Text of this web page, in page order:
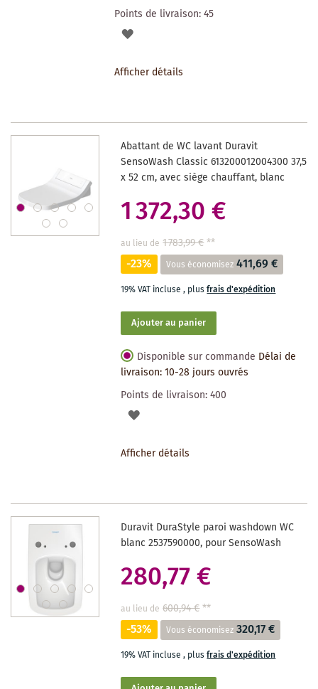
Points de livraison:45
AJOUTER
SOUHAITS
Afficher détails
Abattant de WC lavant Duravit
SensoWash Classic 613200012004300 37,5
x 52 cm, avec siège chauffant, blanc
1 372,30 €
au lieu de 1 783,99 €**
-23% Vous économisez 411,69 €
19% VAT incluse, plusfrais d'expédition
Ajouter au panier
Disponible sur commande Délai de
livraison: 10-28 jours ouvrés
Points de livraison:400
AJOUTER
SOUHAITS
Afficher détails
Duravit DuraStyle paroi washdown WC
blanc 2537590000, pour SensoWash
280,77 €
au lieu de 600,94 €**
-53% Vous économisez 320,17 €
19% VAT incluse, plusfrais d'expédition